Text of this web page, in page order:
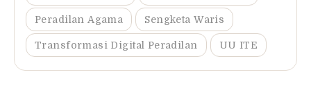
Peradilan Agama Sengketa Waris
Transformasi Digital Peradilan UU ITE